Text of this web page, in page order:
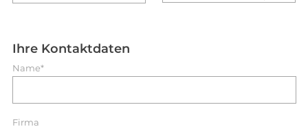
Ihre Kontaktdaten
Name*
Firma